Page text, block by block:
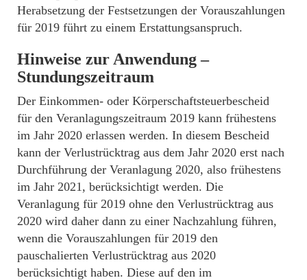
Herabsetzung der Festsetzungen der Vorauszahlungen
für 2019 führt zu einem Erstattungsanspruch.
Hinweise zur Anwendung –
Stundungszeitraum
Der Einkommen- oder Körperschaftsteuerbescheid
für den Veranlagungszeitraum 2019 kann frühestens
im Jahr 2020 erlassen werden. In diesem Bescheid
kann der Verlustrücktrag aus dem Jahr 2020 erst nach
Durchführung der Veranlagung 2020, also frühestens
im Jahr 2021, berücksichtigt werden. Die
Veranlagung für 2019 ohne den Verlustrücktrag aus
2020 wird daher dann zu einer Nachzahlung führen,
wenn die Vorauszahlungen für 2019 den
pauschalierten Verlustrücktrag aus 2020
berücksichtigt haben. Diese auf den im